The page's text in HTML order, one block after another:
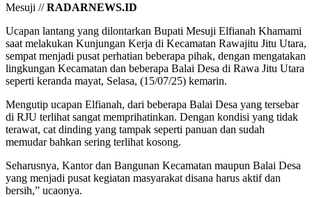
Mesuji //RADARNEWS.ID
Ucapan lantang yang dilontarkan Bupati Mesuji Elfianah Khamami
saat melakukan Kunjungan Kerja di Kecamatan Rawajitu Jitu Utara,
sempat menjadi pusat perhatian beberapa pihak, dengan mengatakan
lingkungan Kecamatan dan beberapa Balai Desa di Rawa Jitu Utara
seperti keranda mayat, Selasa, (15/07/25) kemarin.
Mengutip ucapan Elfianah, dari beberapa Balai Desa yang tersebar
di RJU terlihat sangat memprihatinkan. Dengan kondisi yang tidak
terawat, cat dinding yang tampak seperti panuan dan sudah
memudar bahkan sering terlihat kosong.
Seharusnya, Kantor dan Bangunan Kecamatan maupun Balai Desa
yang menjadi pusat kegiatan masyarakat disana harus aktif dan
bersih,” ucaonya.